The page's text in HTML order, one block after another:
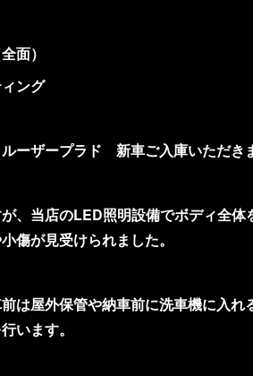
面）
ング
ーザープラド 新車ご入庫いただき
、当店のLED照明設備でボディ全
傷が見受けられました。
は屋外保管や納車前に洗車機に入
います。